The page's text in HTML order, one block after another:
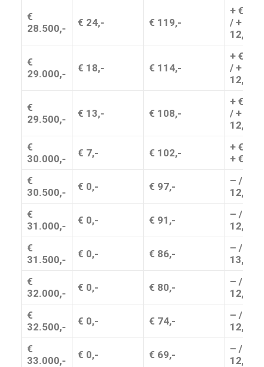
€
28.500,-
€ 24,- € 119,-
+ € 11,-
/ + €
12,-
€
29.000,-
€ 18,- € 114,-
+ € 10,-
/ + €
12,-
€
29.500,-
€ 13,- € 108,-
+ € 11,-
/ + €
12,-
€
30.000,-
€ 7,- € 102,-
+ € 7,- /
+ € 12,-
€
30.500,-
€ 0,- € 97,-
– / + €
12,-
€
31.000,-
€ 0,- € 91,-
– / + €
12,-
€
31.500,-
€ 0,- € 86,-
– / + €
13,-
€
32.000,-
€ 0,- € 80,-
– / + €
12,-
€
32.500,-
€ 0,- € 74,-
– / + €
12,-
€
33.000,-
€ 0,- € 69,-
– / + €
12,-